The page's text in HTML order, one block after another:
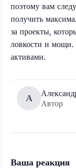
поэтому вам
получить
за проекты,
ловкости и мощи.
активами.
А
Автор
Ваша реакция